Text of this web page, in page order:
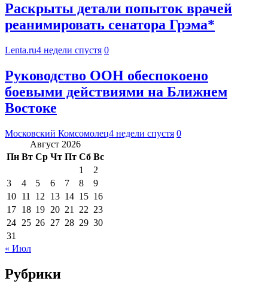
Раскрыты детали попыток врачей
реанимировать сенатора Грэма*
Lenta.ru4 недели спустя 0
Руководство ООН обеспокоено
боевыми действиями на Ближнем
Востоке
Московский Комсомолец4 недели спустя 0
Август 2026
Пн Вт Ср Чт Пт Сб Вс
1
2
3
4 5 6 7 8
9
10 11 12 13 14 15 16
17 18 19 20 21 22 23
24 25 26 27 28 29 30
31
« Июл
Рубрики